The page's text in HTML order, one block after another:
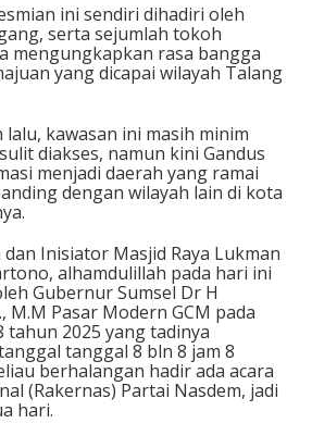
ini sendiri dihadiri oleh
serta sejumlah tokoh
mengungkapkan rasa bangga
yang dicapai wilayah Talang
lalu, kawasan ini masih minim
diakses, namun kini Gandus
menjadi daerah yang ramai
dengan wilayah lain di kota
Inisiator Masjid Raya Lukman
alhamdulillah pada hari ini
Gubernur Sumsel Dr H
M.M Pasar Modern GCM pada
tahun 2025 yang tadinya
tanggal 8 bln 8 jam 8
berhalangan hadir ada acara
(Rakernas) Partai Nasdem, jadi
hari.